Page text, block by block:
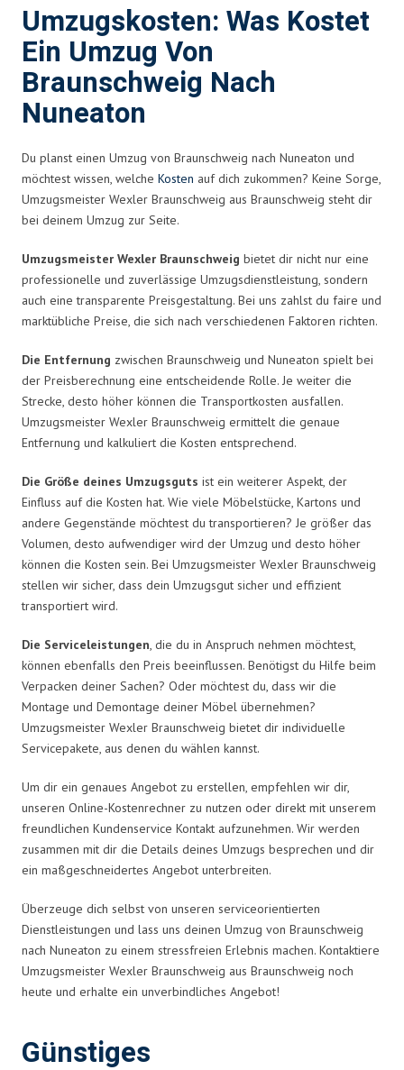
Umzugskosten: Was Kostet
Ein Umzug Von
Braunschweig Nach
Nuneaton
Du planst einen Umzug von Braunschweig nach Nuneaton und
möchtest wissen, welche Kosten auf dich zukommen? Keine Sorge,
Umzugsmeister Wexler Braunschweig aus Braunschweig steht dir
bei deinem Umzug zur Seite.
Umzugsmeister Wexler Braunschweig bietet dir nicht nur eine
professionelle und zuverlässige Umzugsdienstleistung, sondern
auch eine transparente Preisgestaltung. Bei uns zahlst du faire und
marktübliche Preise, die sich nach verschiedenen Faktoren richten.
Die Entfernung zwischen Braunschweig und Nuneaton spielt bei
der Preisberechnung eine entscheidende Rolle. Je weiter die
Strecke, desto höher können die Transportkosten ausfallen.
Umzugsmeister Wexler Braunschweig ermittelt die genaue
Entfernung und kalkuliert die Kosten entsprechend.
Die Größe deines Umzugsguts ist ein weiterer Aspekt, der
Einfluss auf die Kosten hat. Wie viele Möbelstücke, Kartons und
andere Gegenstände möchtest du transportieren? Je größer das
Volumen, desto aufwendiger wird der Umzug und desto höher
können die Kosten sein. Bei Umzugsmeister Wexler Braunschweig
stellen wir sicher, dass dein Umzugsgut sicher und effizient
transportiert wird.
Die Serviceleistungen, die du in Anspruch nehmen möchtest,
können ebenfalls den Preis beeinflussen. Benötigst du Hilfe beim
Verpacken deiner Sachen? Oder möchtest du, dass wir die
Montage und Demontage deiner Möbel übernehmen?
Umzugsmeister Wexler Braunschweig bietet dir individuelle
Servicepakete, aus denen du wählen kannst.
Um dir ein genaues Angebot zu erstellen, empfehlen wir dir,
unseren Online-Kostenrechner zu nutzen oder direkt mit unserem
freundlichen Kundenservice Kontakt aufzunehmen. Wir werden
zusammen mit dir die Details deines Umzugs besprechen und dir
ein maßgeschneidertes Angebot unterbreiten.
Überzeuge dich selbst von unseren serviceorientierten
Dienstleistungen und lass uns deinen Umzug von Braunschweig
nach Nuneaton zu einem stressfreien Erlebnis machen. Kontaktiere
Umzugsmeister Wexler Braunschweig aus Braunschweig noch
heute und erhalte ein unverbindliches Angebot!
Günstiges